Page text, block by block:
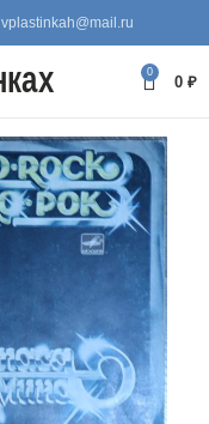
vplastinkah@mail.ru
0
0 ₽